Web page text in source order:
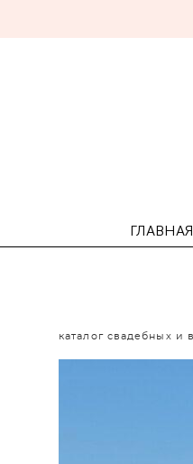
ГЛАВНАЯ
каталог свадебных и